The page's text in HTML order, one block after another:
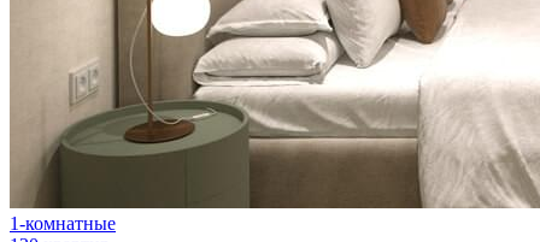
1-комнатные